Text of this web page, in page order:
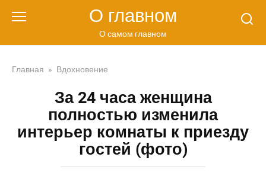
О главном
О самом главном
Главная » Вдохновение
За 24 часа женщина
полностью изменила
интерьер комнаты к приезду
гостей (фото)